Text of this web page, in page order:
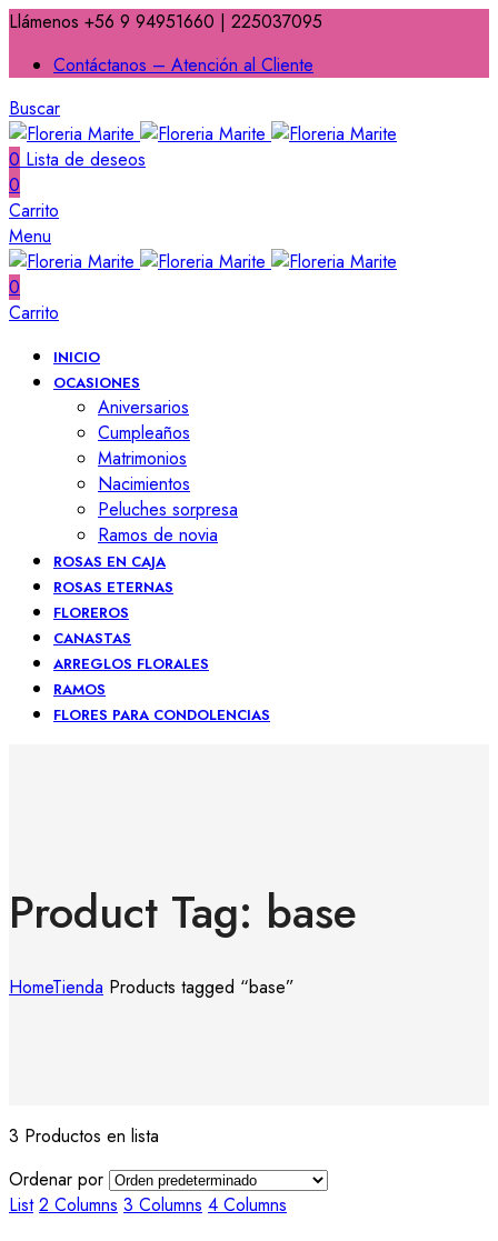
Llámenos +56 9 94951660 | 225037095
Contáctanos – Atención al Cliente
Buscar
0 Lista de deseos
0
Carrito
Menu
0
Carrito
INICIO
OCASIONES
Aniversarios
Cumpleaños
Matrimonios
Nacimientos
Peluches sorpresa
Ramos de novia
ROSAS EN CAJA
ROSAS ETERNAS
FLOREROS
CANASTAS
ARREGLOS FLORALES
RAMOS
FLORES PARA CONDOLENCIAS
Product Tag: base
HomeTienda Products tagged “base”
3 Productos en lista
Ordenar por
List 2 Columns 3 Columns 4 Columns